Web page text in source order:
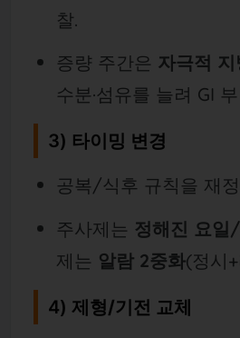
찰.
증량 주간은 자극적 지
수분·섬유를 늘려 GI
3) 타이밍 변경
공복/식후 규칙을 재
주사제는 정해진 요일
제는 알람 2중화(정시
4) 제형/기전 교체